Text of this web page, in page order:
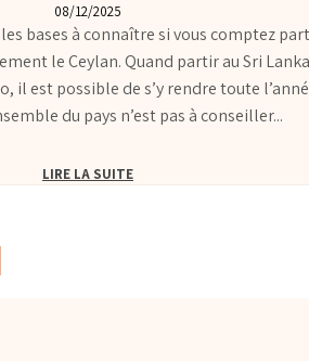
08/12/2025
bases à connaître si vous comptez
Quand partir au Sri Lanka
il est possible de s’y rendre toute
du pays n’est pas à conseiller...
LIRE LA SUITE